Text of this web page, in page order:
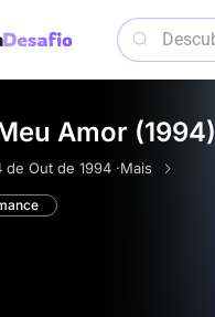
Amor (1994)
de Out de 1994 ·Mais